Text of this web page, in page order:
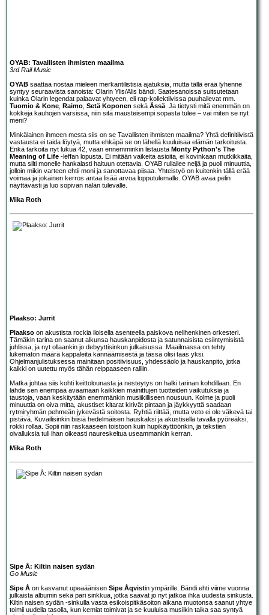
OYAB: Tavallisten ihmisten maailma
3rd Rail Music
OYAB saattaa nostaa mieleen merkantilistisia ajatuksia, mutta tällä erää lyhenne
syntyy seuraavista sanoista: Olarin Ylis/Alis bändi. Saatesanoissa suitsutetaan
kuinka Olarin legendat palaavat yhtyeen, eli rap-kollektiivissa puuhailevat mm.
Tuomio & Kone Raimo Setä Koponen sekä Ässä . Ja tietysti mitä enemmän on
kokkeja kauhojen varsissa, niin sitä mausteisempi sopasta tulee – vai miten se nyt
meni?
Minkälainen ihmeen mesta siis on se Tavallisten ihmisten maailma? Yhtä definitiivistä
vastausta ei taida löytyä, mutta ehkäpä se on lähellä kuuluisaa elämän tarkoitusta.
Enkä tarkoita nyt lukua 42, vaan ennemminkin listausta Monty Python's The
Meaning of Life -leffan lopusta. Ei mitään vaikeita asioita, ei kovinkaan mutkikkaita,
mutta silti monelle hankalasti haltuun otettavia. OYAB rullailee neljä ja puoli minuuttia,
jolloin mikin varteen ehtii moni ja sanottavaa piisaa. Yhteistyö on kuitenkin tällä erää
voimaa ja jokainen kerros antaa lisää arvoa lopputulemalle. OYAB avaa pelin
näyttävästi ja luo sopivan nälän tulevalle.
Mika Roth
Plaakso: Jurrit
Plaakso on akustista rockia iloisella asenteella paiskova nelihenkinen orkesteri.
Tämäkin tarina on saanut alkunsa hauskanpidosta ja satunnaisista esiintymisistä
juhlissa, ja nyt ollaankin jo debyyttisinkun julkaisussa. Maailmassa on tehty
lukematon määrä kappaleita kännäämisestä ja tässä olisi taas yksi.
Ohjelmanjulistuksessa mainitaan positiivisuus, yhdessäolo ja hauskanpito, jotka
kaikki on uutettu myös tähän reippaaseen ralliin.
Matka johtaa siis kohti keittolounasta ja nesteytys on halki tarinan kohdillaan. En
lähde sen enempää avaamaan kaikkien mainittujen tuotteiden vaikutuksia ja
taustoja, vaan keskitytään enemmänkin musiikilliseen nousuun. Kolme ja puoli
minuuttia on oiva mitta, akustiset kitarat kirivät pintaan ja jäykkyyttä saadaan
rytmiryhmän pehmeän jykevästä soitosta. Ryhtiä riittää, mutta veto ei ole väkevä tai
pistävä. Kuvailisinkin biisiä hedelmäisen hauskaksi ja akustisella tavalla pyöreäksi,
rokki rollaa. Sopii niin raskaaseen toistoon kuin hupikäyttöönkin, ja tekstien
oivalluksia tuli ihan oikeasti naureskeltua useammankin kerran.
Mika Roth
Sipe Å: Kiltin naisen sydän
Go Music
Sipe Å on kasvanut upeaäänisen Sipe Åqvistin ympärille. Bändi ehti viime vuonna
julkaista albumin sekä pari sinkkua, jotka saavat jo nyt jatkoa ihka uudesta sinkusta.
Kiltin naisen sydän -sinkulla vasta esikoispitkäsoiton aikana muotonsa saanut yhtye
toimii uudella tasolla, kun kemiat toimivat ja se kuuluisa musiikin taika saa syntyä